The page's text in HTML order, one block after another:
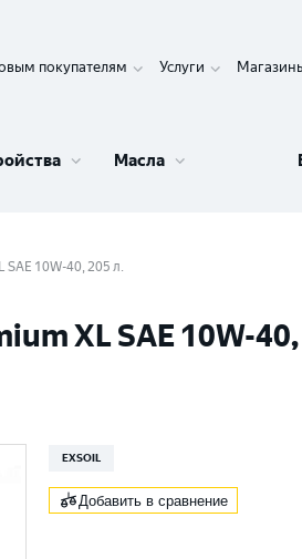
покупателям Услуги
Масла
SAE 10W-40, 205 л.
XL SAE 10W-
EXSOIL
Добавить в сравнение